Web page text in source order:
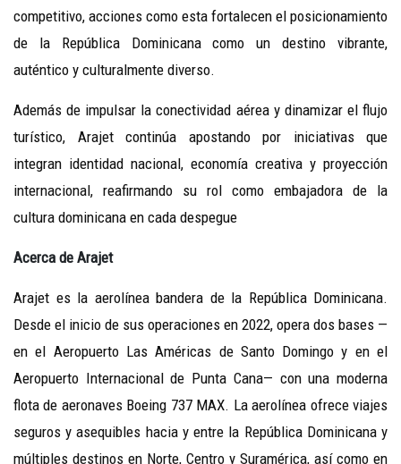
competitivo, acciones como esta fortalecen el posicionamiento
de la República Dominicana como un destino vibrante,
auténtico y culturalmente diverso.
Además de impulsar la conectividad aérea y dinamizar el flujo
turístico, Arajet continúa apostando por iniciativas que
integran identidad nacional, economía creativa y proyección
internacional, reafirmando su rol como embajadora de la
cultura dominicana en cada despegue
Acerca de Arajet
Arajet es la aerolínea bandera de la República Dominicana.
Desde el inicio de sus operaciones en 2022, opera dos bases —
en el Aeropuerto Las Américas de Santo Domingo y en el
Aeropuerto Internacional de Punta Cana— con una moderna
flota de aeronaves Boeing 737 MAX. La aerolínea ofrece viajes
seguros y asequibles hacia y entre la República Dominicana y
múltiples destinos en Norte, Centro y Suramérica, así como en